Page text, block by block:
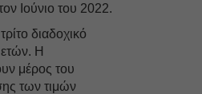
Ιούνιο του 2022.
διαδοχικό
Η
μέρος του
των τιμών